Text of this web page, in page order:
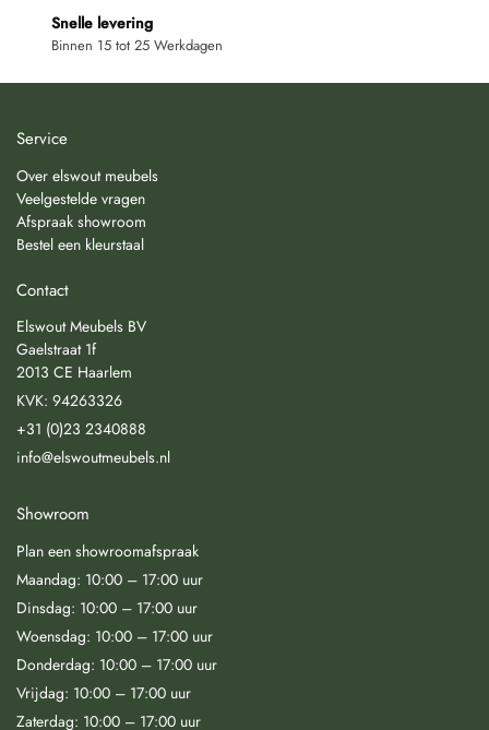
Snelle levering
Binnen 15 tot 25 Werkdagen
Service
Over elswout meubels
Veelgestelde vragen
Afspraak showroom
Bestel een kleurstaal
Contact
Elswout Meubels BV
Gaelstraat 1f
2013 CE Haarlem
KVK: 94263326
+31 (0)23 2340888
info@elswoutmeubels.nl
Showroom
Plan een showroomafspraak
Maandag: 10:00 – 17:00 uur
Dinsdag: 10:00 – 17:00 uur
Woensdag: 10:00 – 17:00 uur
Donderdag: 10:00 – 17:00 uur
Vrijdag: 10:00 – 17:00 uur
Zaterdag: 10:00 – 17:00 uur